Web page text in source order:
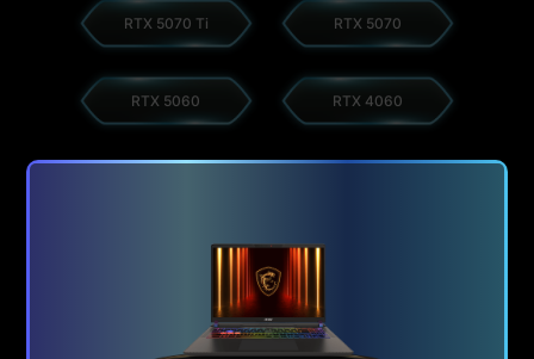
RTX 5070 Ti RTX 5070
RTX 5060 RTX 4060